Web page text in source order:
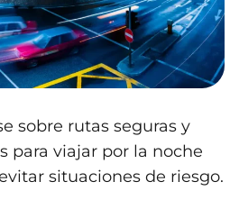
sobre rutas seguras y
para viajar por la noche
situaciones de riesgo.